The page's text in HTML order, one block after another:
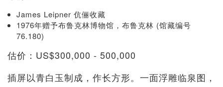
James Leipner 伉俪收藏
1976年赠予布鲁克林博物馆，布鲁克林 (馆藏编号
76.180)
估价：US$300,000 - 500,000
插屏以青白玉制成，作长方形。一面浮雕临泉图，